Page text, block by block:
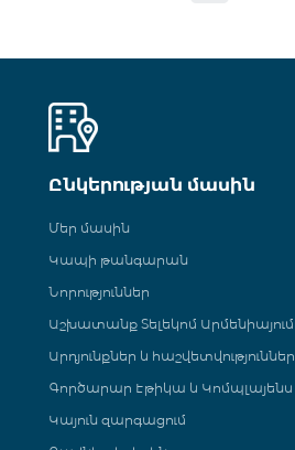
Ընկերության մասին
Մեր մասին
Կապի թանգարան
Նորություններ
Աշխատանք Տելեկոմ Արմենիայում
Արդյունքներ և հաշվետվություններ
Գործարար Էթիկա և Կոմպլայենս
Կայուն զարգացում